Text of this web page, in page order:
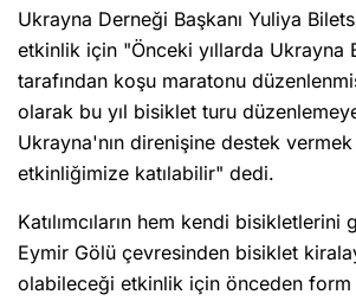
Ukrayna Derneği Başkanı Yuliya
etkinlik için "Önceki yıllarda Ukrayna
tarafından koşu maratonu
olarak bu yıl bisiklet turu
Ukrayna'nın direnişine destek
etkinliğimize katılabilir" dedi.
Katılımcıların hem kendi
Eymir Gölü çevresinden bisiklet
olabileceği etkinlik için önceden form